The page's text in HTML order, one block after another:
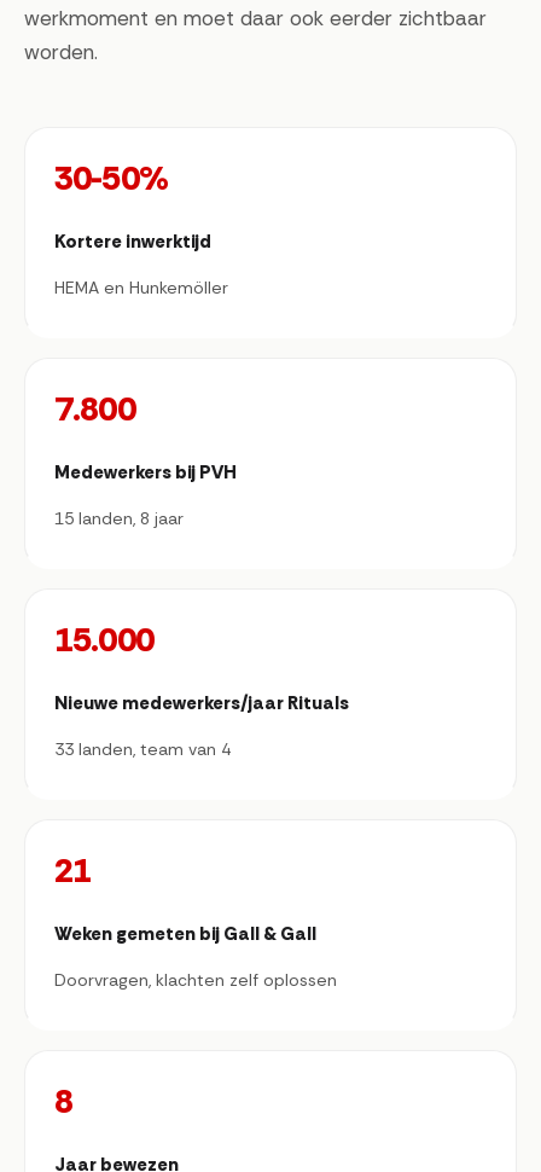
werkmoment en moet daar ook eerder zichtbaar
worden.
30-50%
Kortere inwerktijd
HEMA en Hunkemöller
7.800
Medewerkers bij PVH
15 landen, 8 jaar
15.000
Nieuwe medewerkers/jaar Rituals
33 landen, team van 4
21
Weken gemeten bij Gall & Gall
Doorvragen, klachten zelf oplossen
8
Jaar bewezen